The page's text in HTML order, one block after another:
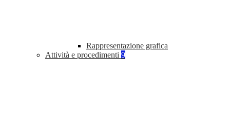
Rappresentazione grafica
Attività e procedimenti 9